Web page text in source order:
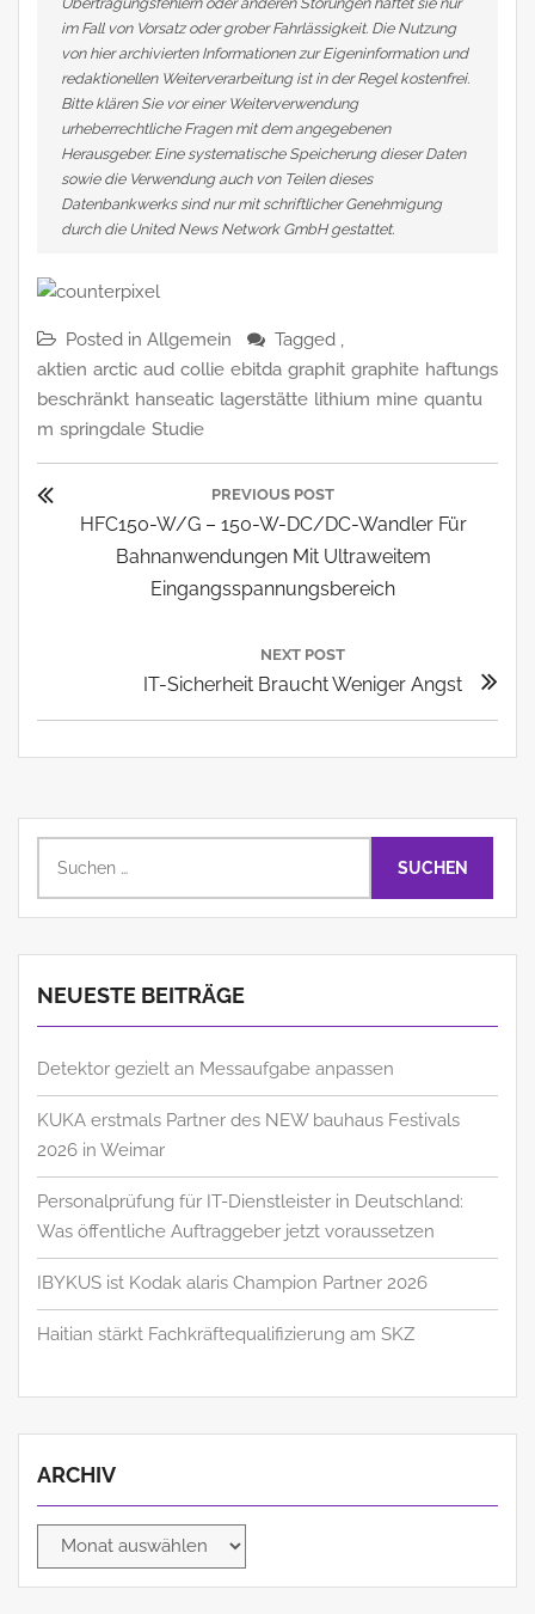
im Fall von Vorsatz oder grober Fahrlässigkeit. Die Nutzung
von hier archivierten Informationen zur Eigeninformation und
redaktionellen Weiterverarbeitung ist in der Regel kostenfrei.
Bitte klären Sie vor einer Weiterverwendung
urheberrechtliche Fragen mit dem angegebenen
Herausgeber. Eine systematische Speicherung dieser Daten
sowie die Verwendung auch von Teilen dieses
Datenbankwerks sind nur mit schriftlicher Genehmigung
durch die United News Network GmbH gestattet.
Posted in Allgemein
Tagged ,
aktien arctic aud collie ebitda graphit graphite haftungs
beschränkt hanseatic lagerstätte lithium mine quantu
m springdale Studie
PREVIOUS POST
Previous
Post:
HFC150-W/G – 150-W-DC/DC-Wandler Für
Bahnanwendungen Mit Ultraweitem
Eingangsspannungsbereich
NEXT POST
Next
Post:
IT-Sicherheit Braucht Weniger Angst
nach:
NEUESTE BEITRÄGE
Detektor gezielt an Messaufgabe anpassen
KUKA erstmals Partner des NEW bauhaus Festivals
2026 in Weimar
Personalprüfung für IT-Dienstleister in Deutschland:
Was öffentliche Auftraggeber jetzt voraussetzen
IBYKUS ist Kodak alaris Champion Partner 2026
Haitian stärkt Fachkräftequalifizierung am SKZ
ARCHIV
Archiv